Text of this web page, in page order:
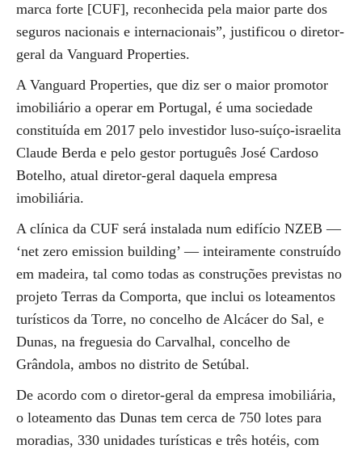
marca forte [CUF], reconhecida pela maior parte dos
seguros nacionais e internacionais”, justificou o diretor-
geral da Vanguard Properties.
A Vanguard Properties, que diz ser o maior promotor
imobiliário a operar em Portugal, é uma sociedade
constituída em 2017 pelo investidor luso-suíço-israelita
Claude Berda e pelo gestor português José Cardoso
Botelho, atual diretor-geral daquela empresa
imobiliária.
A clínica da CUF será instalada num edifício NZEB —
‘net zero emission building’ — inteiramente construído
em madeira, tal como todas as construções previstas no
projeto Terras da Comporta, que inclui os loteamentos
turísticos da Torre, no concelho de Alcácer do Sal, e
Dunas, na freguesia do Carvalhal, concelho de
Grândola, ambos no distrito de Setúbal.
De acordo com o diretor-geral da empresa imobiliária,
o loteamento das Dunas tem cerca de 750 lotes para
moradias, 330 unidades turísticas e três hotéis, com